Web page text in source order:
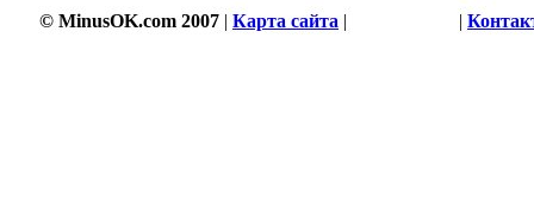
© MinusOK.com 2007 | Карта сайта | |